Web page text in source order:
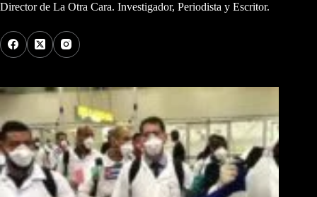
Director de La Otra Cara. Investigador, Periodista y Escritor.